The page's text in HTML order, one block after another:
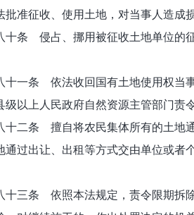
征收、使用土地，对当事人造成
侵占、挪用被征收土地单位的征
条 依法收回国有土地使用权当事
级以上人民政府自然资源主管部门责
条 擅自将农民集体所有的土地通
通过出让、出租等方式交由单位或者
条 依照本法规定，责令限期拆除